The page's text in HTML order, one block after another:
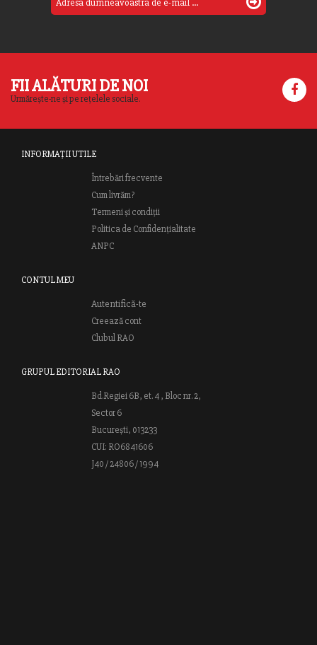
FII ALĂTURI DE NOI
Urmărește-ne și pe rețelele sociale.
INFORMAȚII UTILE
Întrebări frecvente
Cum livrăm?
Termeni și condiții
Politica de Confidențialitate
ANPC
CONTUL MEU
Autentifică-te
Creează cont
Clubul RAO
GRUPUL EDITORIAL RAO
Bd.Regiei 6B, et. 4 , Bloc nr. 2,
Sector 6
București, 013233
CUI: RO6841606
J40 / 24806 / 1994